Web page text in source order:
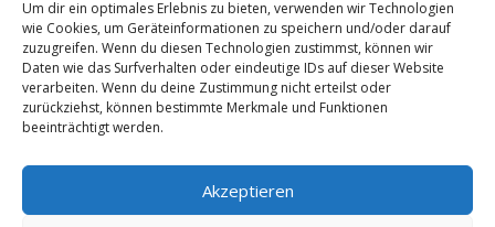
Um dir ein optimales Erlebnis zu bieten, verwenden wir Technologien
wie Cookies, um Geräteinformationen zu speichern und/oder darauf
zuzugreifen. Wenn du diesen Technologien zustimmst, können wir
Daten wie das Surfverhalten oder eindeutige IDs auf dieser Website
verarbeiten. Wenn du deine Zustimmung nicht erteilst oder
zurückziehst, können bestimmte Merkmale und Funktionen
beeinträchtigt werden.
Akzeptieren
Ladezeiten. Deswegen habe ich im Mai 2016
angefangen, die bekanntesten Webhoster
systematisch zu testen und deren
Erreichbarkeit und Ladezeit für eine typische
Website basierend auf dem beliebten CMS-
System WordPress zu protokollieren. Auf
WebhosterWissen.de werte ich diese
Messungen kontinuierlich aus und gebe euch